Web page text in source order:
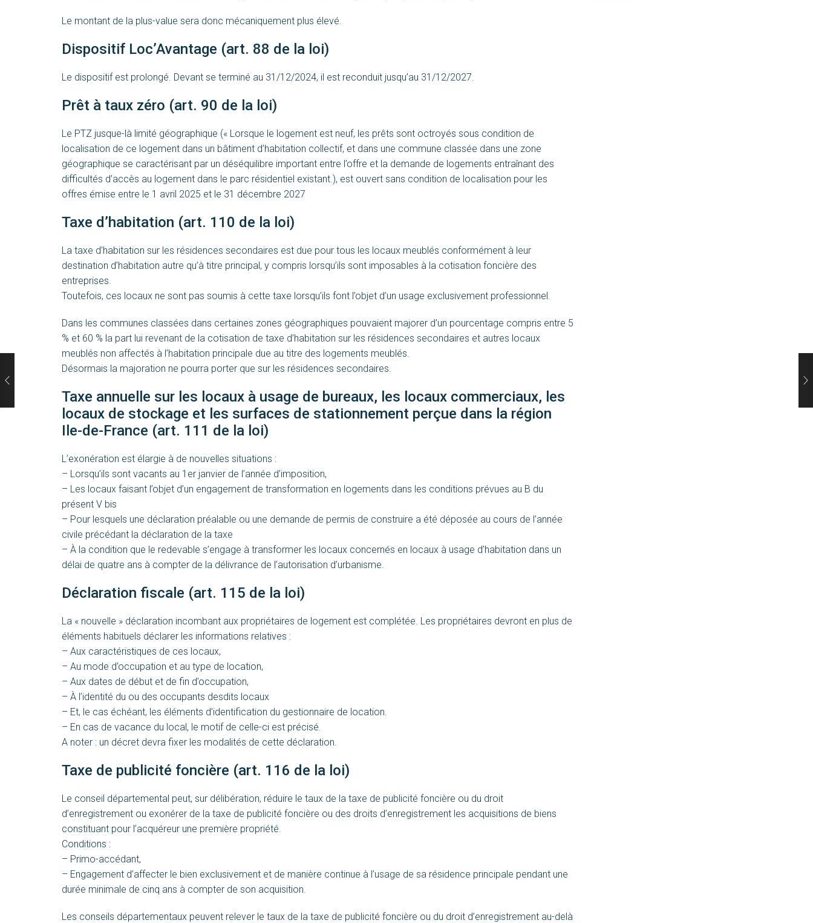
Le montant de la plus-value sera donc mécaniquement plus élevé.
Dispositif Loc’Avantage (art. 88 de la loi)
Le dispositif est prolongé. Devant se terminé au 31/12/2024, il est reconduit jusqu’au 31/12/2027.
Prêt à taux zéro (art. 90 de la loi)
Le PTZ jusque-là limité géographique (« Lorsque le logement est neuf, les prêts sont octroyés sous condition de
localisation de ce logement dans un bâtiment d’habitation collectif, et dans une commune classée dans une zone
géographique se caractérisant par un déséquilibre important entre l’offre et la demande de logements entraînant des
difficultés d’accès au logement dans le parc résidentiel existant.), est ouvert sans condition de localisation pour les
offres émise entre le 1 avril 2025 et le 31 décembre 2027
Taxe d’habitation (art. 110 de la loi)
La taxe d’habitation sur les résidences secondaires est due pour tous les locaux meublés conformément à leur
destination d’habitation autre qu’à titre principal, y compris lorsqu’ils sont imposables à la cotisation foncière des
entreprises.
Toutefois, ces locaux ne sont pas soumis à cette taxe lorsqu’ils font l’objet d’un usage exclusivement professionnel.
Dans les communes classées dans certaines zones géographiques pouvaient majorer d’un pourcentage compris entre 5
% et 60 % la part lui revenant de la cotisation de taxe d’habitation sur les résidences secondaires et autres locaux
meublés non affectés à l’habitation principale due au titre des logements meublés.
Désormais la majoration ne pourra porter que sur les résidences secondaires.
Taxe annuelle sur les locaux à usage de bureaux, les locaux commerciaux, les
locaux de stockage et les surfaces de stationnement perçue dans la région
Ile-de-France (art. 111 de la loi)
L’exonération est élargie à de nouvelles situations :
– Lorsqu’ils sont vacants au 1er janvier de l’année d’imposition,
– Les locaux faisant l’objet d’un engagement de transformation en logements dans les conditions prévues au B du
présent V bis
– Pour lesquels une déclaration préalable ou une demande de permis de construire a été déposée au cours de l’année
civile précédant la déclaration de la taxe
– À la condition que le redevable s’engage à transformer les locaux concernés en locaux à usage d’habitation dans un
délai de quatre ans à compter de la délivrance de l’autorisation d’urbanisme.
Déclaration fiscale (art. 115 de la loi)
La « nouvelle » déclaration incombant aux propriétaires de logement est complétée. Les propriétaires devront en plus de
éléments habituels déclarer les informations relatives :
– Aux caractéristiques de ces locaux,
– Au mode d’occupation et au type de location,
– Aux dates de début et de fin d’occupation,
– À l’identité du ou des occupants desdits locaux
– Et, le cas échéant, les éléments d’identification du gestionnaire de location.
– En cas de vacance du local, le motif de celle-ci est précisé.
A noter : un décret devra fixer les modalités de cette déclaration.
Taxe de publicité foncière (art. 116 de la loi)
Le conseil départemental peut, sur délibération, réduire le taux de la taxe de publicité foncière ou du droit
d’enregistrement ou exonérer de la taxe de publicité foncière ou des droits d’enregistrement les acquisitions de biens
constituant pour l’acquéreur une première propriété.
Conditions :
– Primo-accédant,
– Engagement d’affecter le bien exclusivement et de manière continue à l’usage de sa résidence principale pendant une
durée minimale de cinq ans à compter de son acquisition.
Les conseils départementaux peuvent relever le taux de la taxe de publicité foncière ou du droit d’enregistrement au-delà